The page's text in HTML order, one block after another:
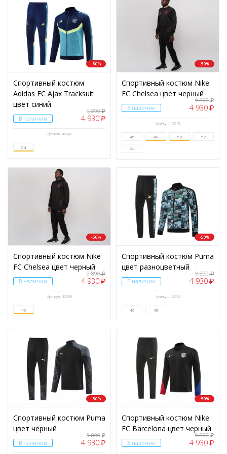
СБРОСИТЬ ФИЛЬТР
-50%
Спортивный костюм
Adidas FC Ajax Tracksuit
цвет синий
В наличии
9 890₽
4 930₽
Артикул: 45042
54
-50%
Спортивный костюм Nike
FC Chelsea цвет черный
В наличии
9 890₽
4 930₽
Артикул: 45040
46 48 50 52
54
-50%
Спортивный костюм Nike
FC Chelsea цвет черный
В наличии
9 890₽
4 930₽
Артикул: 45039
46
-50%
Спортивный костюм Puma
цвет разноцветный
В наличии
9 890₽
4 930₽
Артикул: 45032
46 48
-50%
Спортивный костюм Puma
цвет черный
В наличии
9 890₽
4 930₽
-50%
Спортивный костюм Nike
FC Barcelona цвет черный
В наличии
9 890₽
4 930₽